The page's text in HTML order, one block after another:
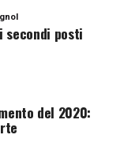
posti
del 2020: